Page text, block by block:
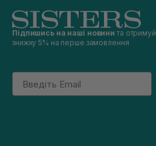
Підпишись на наші новини та отримуй
знижку 5% на перше замовлення
Email